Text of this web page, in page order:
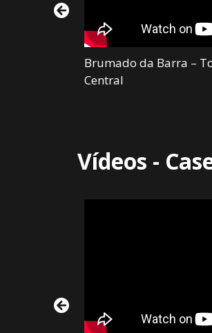
Brumado da Barra –
Central
Vídeos -